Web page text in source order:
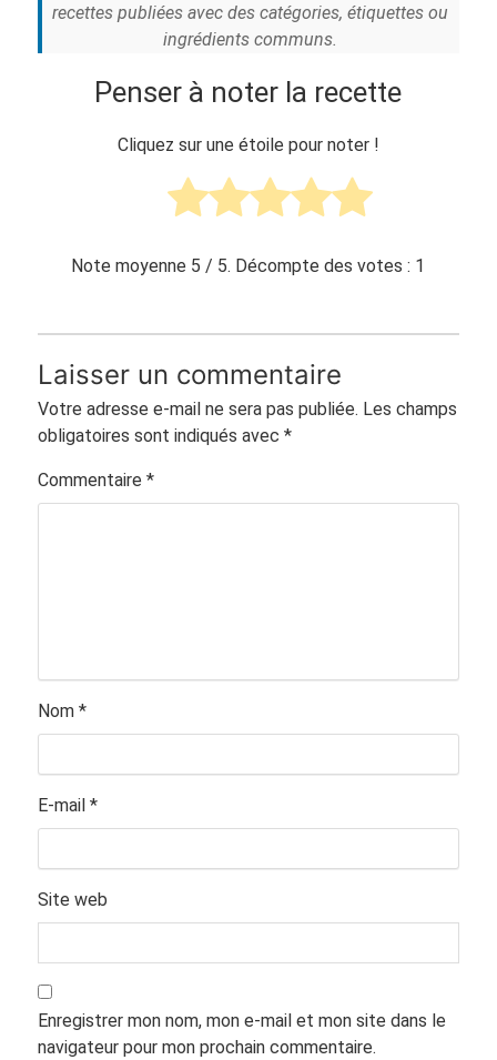
recettes publiées avec des catégories, étiquettes ou
ingrédients communs.
Penser à noter la recette
Cliquez sur une étoile pour noter !
Note moyenne 5 / 5. Décompte des votes : 1
Laisser un commentaire
Votre adresse e-mail ne sera pas publiée. Les champs
obligatoires sont indiqués avec *
Commentaire *
Nom *
E-mail *
Site web
Enregistrer mon nom, mon e-mail et mon site dans le
navigateur pour mon prochain commentaire.